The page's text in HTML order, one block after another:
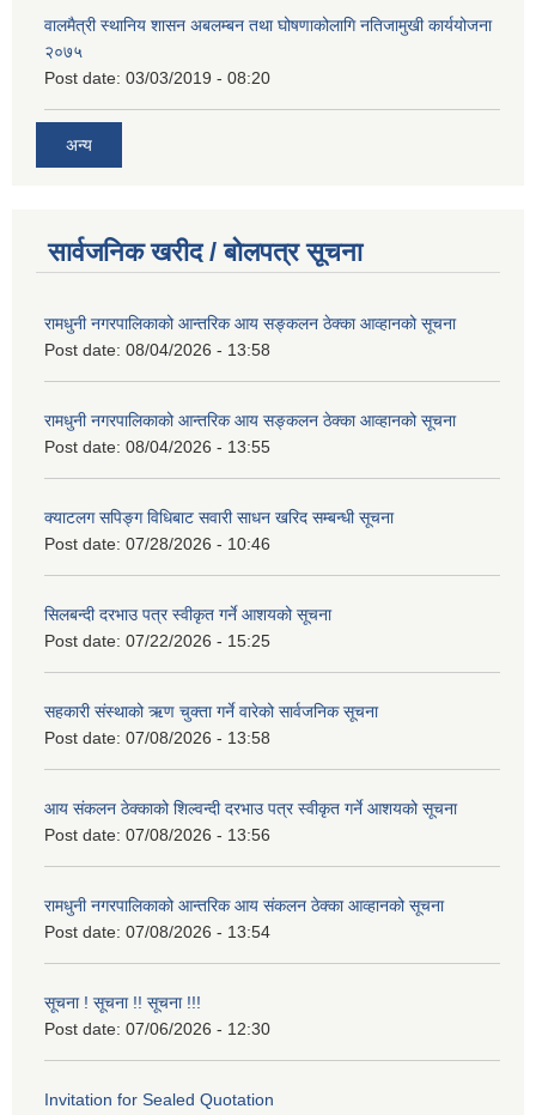
वालमैत्री स्थानिय शासन अबलम्बन तथा घोषणाकोलागि नतिजामुखी कार्ययोजना
२०७५
Post date: 03/03/2019 - 08:20
अन्य
सार्वजनिक खरीद / बोलपत्र सूचना
रामधुनी नगरपालिकाको आन्तरिक आय सङ्कलन ठेक्का आव्हानको सूचना
Post date: 08/04/2026 - 13:58
रामधुनी नगरपालिकाको आन्तरिक आय सङ्कलन ठेक्का आव्हानको सूचना
Post date: 08/04/2026 - 13:55
क्याटलग सपिङ्ग विधिबाट सवारी साधन खरिद सम्बन्धी सूचना
Post date: 07/28/2026 - 10:46
सिलबन्दी दरभाउ पत्र स्वीकृत गर्ने आशयको सूचना
Post date: 07/22/2026 - 15:25
सहकारी संस्थाको ऋण चुक्ता गर्ने वारेको सार्वजनिक सूचना
Post date: 07/08/2026 - 13:58
आय संकलन ठेक्काको शिल्वन्दी दरभाउ पत्र स्वीकृत गर्ने आशयको सूचना
Post date: 07/08/2026 - 13:56
रामधुनी नगरपालिकाको आन्तरिक आय संकलन ठेक्का आव्हानको सूचना
Post date: 07/08/2026 - 13:54
सूचना ! सूचना !! सूचना !!!
Post date: 07/06/2026 - 12:30
Invitation for Sealed Quotation